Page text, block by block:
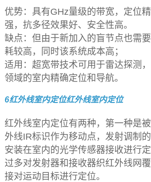
优势：具有GHz量级的带宽，定位
强，抗多径效果好、安全性高。
缺点：但由于新加入的盲节点也需
耗较高，同时该系统成本高；
适用：超宽带技术可用于雷达探测
领域的室内精确定位和导航。
6红外线室内定位红外线室内定位
红外线室内定位有两种，第一种是
外线IR标识作为移动点，发射调制
安装在室内的光学传感器接收进行
过多对发射器和接收器织红外线网
接对运动目标进行定位。